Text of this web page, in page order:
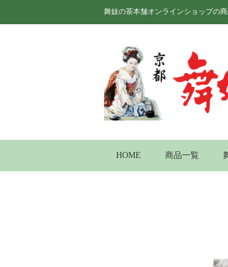
舞妓の茶本舗オンラインショップの
HOME 商品一覧